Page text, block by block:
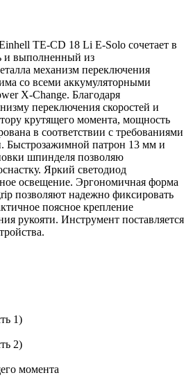
TE-CD 18 Li E-Solo сочетает в
и выполненный из
механизм переключения
со всеми аккумуляторными
X-Change. Благодаря
переключения скоростей и
крутящего момента, мощность
в соответствии с требованиями
Быстрозажимной патрон 13 мм и
шпинделя позволяю
Яркий светодиод
освещение. Эргономичная форма
позволяют надежно фиксировать
поясное крепление
рукояти. Инструмент поставляется
1)
2)
момента